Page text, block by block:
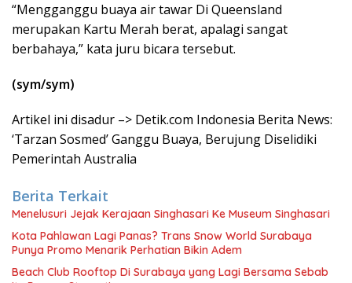
“Mengganggu buaya air tawar Di Queensland
merupakan Kartu Merah berat, apalagi sangat
berbahaya,” kata juru bicara tersebut.
(sym/sym)
Artikel ini disadur –> Detik.com Indonesia Berita News:
‘Tarzan Sosmed’ Ganggu Buaya, Berujung Diselidiki
Pemerintah Australia
Berita Terkait
Menelusuri Jejak Kerajaan Singhasari Ke Museum Singhasari
Kota Pahlawan Lagi Panas? Trans Snow World Surabaya
Punya Promo Menarik Perhatian Bikin Adem
Beach Club Rooftop Di Surabaya yang Lagi Bersama Sebab